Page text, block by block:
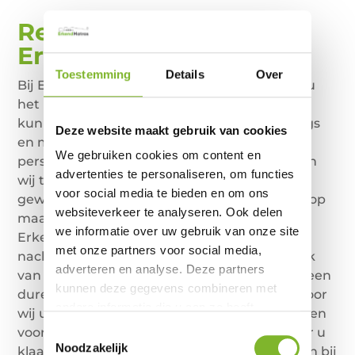
Toestemming Details Over
Deze website maakt gebruik van cookies
We gebruiken cookies om content en
advertenties te personaliseren, om functies
voor social media te bieden en om ons
websiteverkeer te analyseren. Ook delen
we informatie over uw gebruik van onze site
met onze partners voor social media,
adverteren en analyse. Deze partners
kunnen deze gegevens combineren met
basis van uw gebruik van hun services.
Toestemmingsselectie
Noodzakelijk
Reviews van
ErkendMatras®
Bij ErkendMatras® hebben wij als missie om u
het beste slaapcomfort te leveren. Om dit te
kunnen bewerkstelligen maken wij boxsprings
en matrassen geheel op maat van uw
persoonlijke lichaamsbouw. Daarnaast maken
wij topmatrassen geheel op maat van uw
gewicht en lengte. Doordat wij slaapcomfort op
maat leveren, kunt u met de producten van
ErkendMatras® genieten van een geweldige
nachtrust op maat. Tevens maken we gebruik
van de beste geteste materialen en zijn wij geen
dure kosten kwijt aan een showroom, waardoor
wij u kunnen voorzien van topkwaliteit voor een
voordelige prijs. Uiteraard staan we altijd voor u
klaar om u te helpen bij vragen, moeilijkheden bij